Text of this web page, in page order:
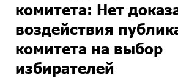
комитета: Нет
воздействия
комитета на выбор
избирателей